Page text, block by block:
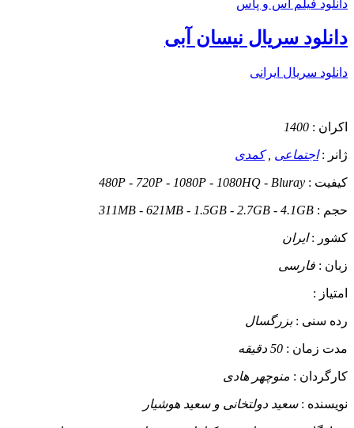
دانلود فیلم آس و پاس
دانلود سریال نیسان آبی
دانلود سریال ایرانی
اکران : 1400
ژانر :اجتماعی ,کمدی
کیفیت : 480P - 720P - 1080P - 1080HQ - Bluray
حجم : 311MB - 621MB - 1.5GB - 2.7GB - 4.1GB
کشور :ایران
زبان : فارسی
امتیاز :
رده سنی :بزرگسال
مدت زمان : 50 دقیقه
کارگردان : منوچهر هادی
نویسنده :سعید دولتخانی و سعید هوشیار